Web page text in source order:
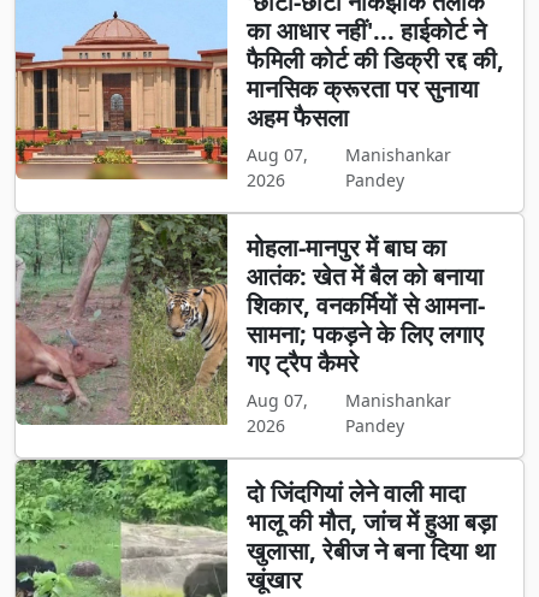
का आधार नहीं'... हाईकोर्ट ने
फैमिली कोर्ट की डिक्री रद्द की,
मानसिक क्रूरता पर सुनाया
अहम फैसला
Aug 07,
2026
Manishankar
Pandey
मोहला-मानपुर में बाघ का
आतंक: खेत में बैल को बनाया
शिकार, वनकर्मियों से आमना-
सामना; पकड़ने के लिए लगाए
गए ट्रैप कैमरे
Aug 07,
2026
Manishankar
Pandey
दो जिंदगियां लेने वाली मादा
भालू की मौत, जांच में हुआ बड़ा
खुलासा, रेबीज ने बना दिया था
खूंखार